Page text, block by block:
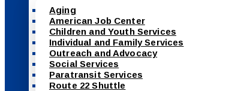
Aging
American Job Center
Children and Youth Services
Individual and Family Services
Outreach and Advocacy
Social Services
Paratransit Services
Route 22 Shuttle